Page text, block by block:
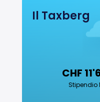
Il Taxberg
CHF
Stipendio